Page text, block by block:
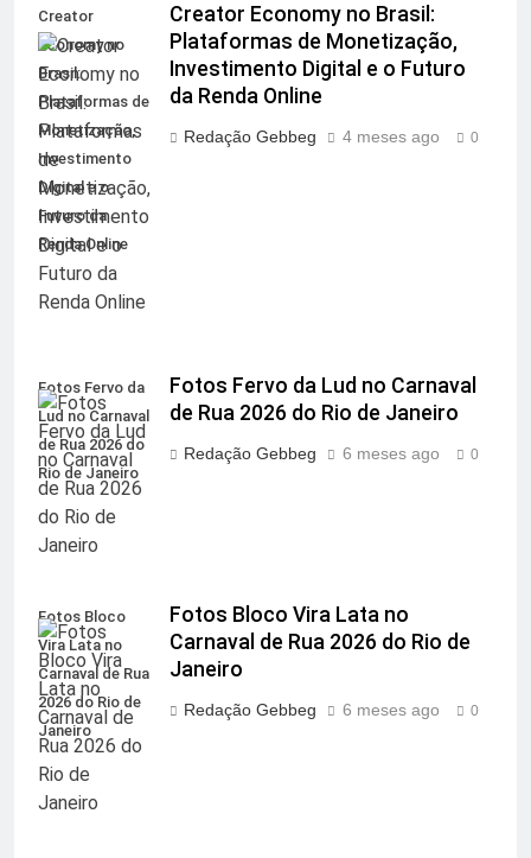
Creator
Economy no
Brasil:
Plataformas de
Monetização,
Investimento
Digital e o
Futuro da
Renda Online
Creator Economy no Brasil:
Plataformas de Monetização,
Investimento Digital e o Futuro
da Renda Online
Redação Gebbeg 4 meses ago 0
Fotos Fervo da
Lud no Carnaval
de Rua 2026 do
Rio de Janeiro
Fotos Fervo da Lud no Carnaval
de Rua 2026 do Rio de Janeiro
Redação Gebbeg 6 meses ago 0
Fotos Bloco
Vira Lata no
Carnaval de Rua
2026 do Rio de
Janeiro
Fotos Bloco Vira Lata no
Carnaval de Rua 2026 do Rio de
Janeiro
Redação Gebbeg 6 meses ago 0